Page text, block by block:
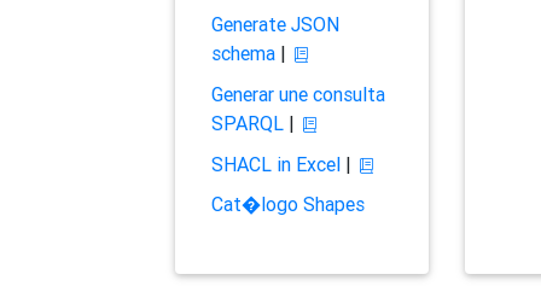
Generate JSON
schema|
Generar une consulta
SPARQL|
SHACL in Excel|
Cat�logo Shapes